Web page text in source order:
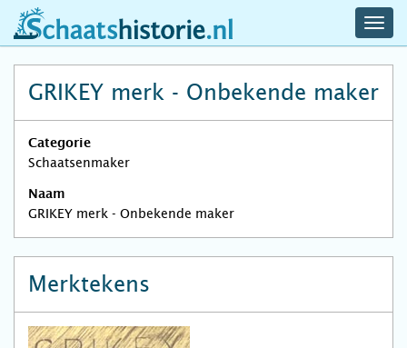
schaatshistorie.nl
GRIKEY merk - Onbekende maker
Categorie
Schaatsenmaker
Naam
GRIKEY merk - Onbekende maker
Merktekens